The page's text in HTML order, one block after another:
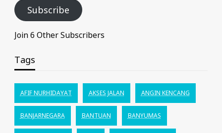
Subscribe
Join 6 Other Subscribers
Tags
AFIF NURHIDAYAT AKSES JALAN ANGIN KENCANG
BANJARNEGARA BANTUAN BANYUMAS